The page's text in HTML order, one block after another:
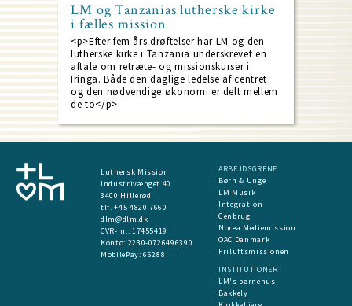
LM og Tanzanias lutherske kirke
i fælles mission
<p>Efter fem års drøftelser har LM og den
lutherske kirke i Tanzania underskrevet en
aftale om retræte- og missionskurser i
Iringa. Både den daglige ledelse af centret
og den nødvendige økonomi er delt mellem
de to</p>
Luthersk Mission
Industrivænget 40
3400 Hillerød
tlf. +45 4820 7660
dlm@dlm.dk
CVR-nr.: 17455419
​Konto: 2230-0726496390
MobilePay:66288
ARBEJDSGRENE
Børn & Unge
LM Musik
Integration
Genbrug
Norea Mediemission
OAC Danmark
Friluftsmissionen
INSTITUTIONER
LM's børnehus
Bakkely